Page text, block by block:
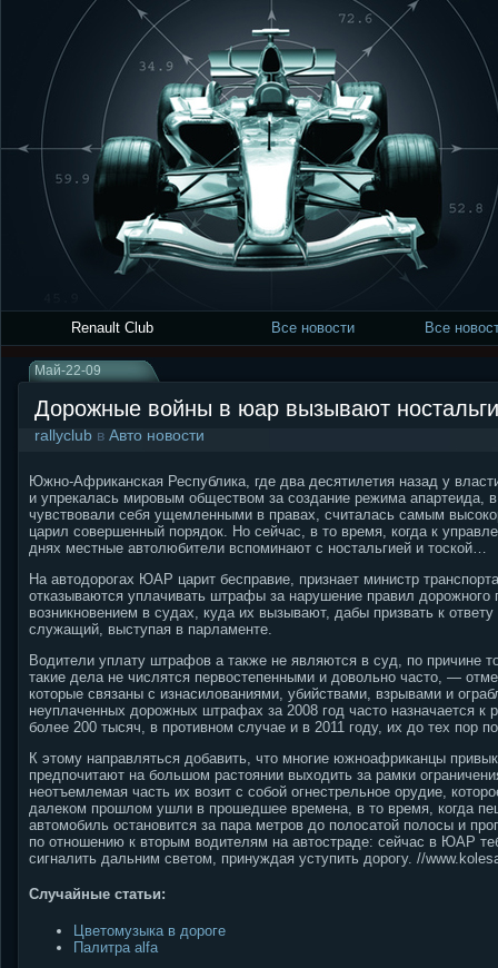
Renault Club Все новости Все
Май-22-09
Дорожные войны в юар вызывают
rallyclub в Авто новости
Южно-Африканская Республика, где два десятилетия назад у
и упрекалась мировым обществом за создание режима апартеида,
чувствовали себя ущемленными в правах, считалась самым
царил совершенный порядок. Но сейчас, в то время, когда к
днях местные автолюбители вспоминают с ностальгией и тоской…
На автодорогах ЮАР царит бесправие, признает министр
отказываются уплачивать штрафы за нарушение правил
возникновением в судах, куда их вызывают, дабы призвать к
служащий, выступая в парламенте.
Водители уплату штрафов а также не являются в суд, по причине
такие дела не числятся первостепенными и довольно часто, —
которые связаны с изнасилованиями, убийствами, взрывами и
неуплаченных дорожных штрафах за 2008 год часто назначается
более 200 тысяч, в противном случае и в 2011 году, их до тех пор
К этому направляться добавить, что многие южноафриканцы
предпочитают на большом растоянии выходить за рамки
неотъемлемая часть их возит с собой огнестрельное орудие,
далеком прошлом ушли в прошедшее времена, в то время, когда
автомобиль остановится за пара метров до полосатой полосы и
по отношению к вторым водителям на автостраде: сейчас в ЮАР
сигналить дальним светом, принуждая уступить дорогу. //
Случайные статьи:
Цветомузыка в дороге
Палитра alfa